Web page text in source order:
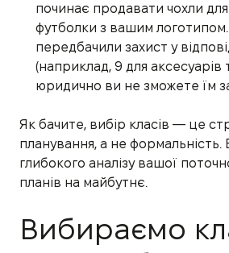
починає продавати чохли для
футболки з вашим
передбачили захист у
(наприклад, 9 для аксесуарів
юридично ви не зможете їм
Як бачите, вибір класів — це
планування, а не формальність.
глибокого аналізу вашої
планів на майбутнє.
Вибираємо